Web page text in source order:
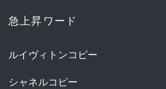
急上昇ワード
ルイヴィトンコピー
シャネルコピー